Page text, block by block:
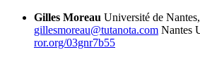
Gilles Moreau Université de
gillesmoreau@tutanota.com Nantes
ror.org/03gnr7b55